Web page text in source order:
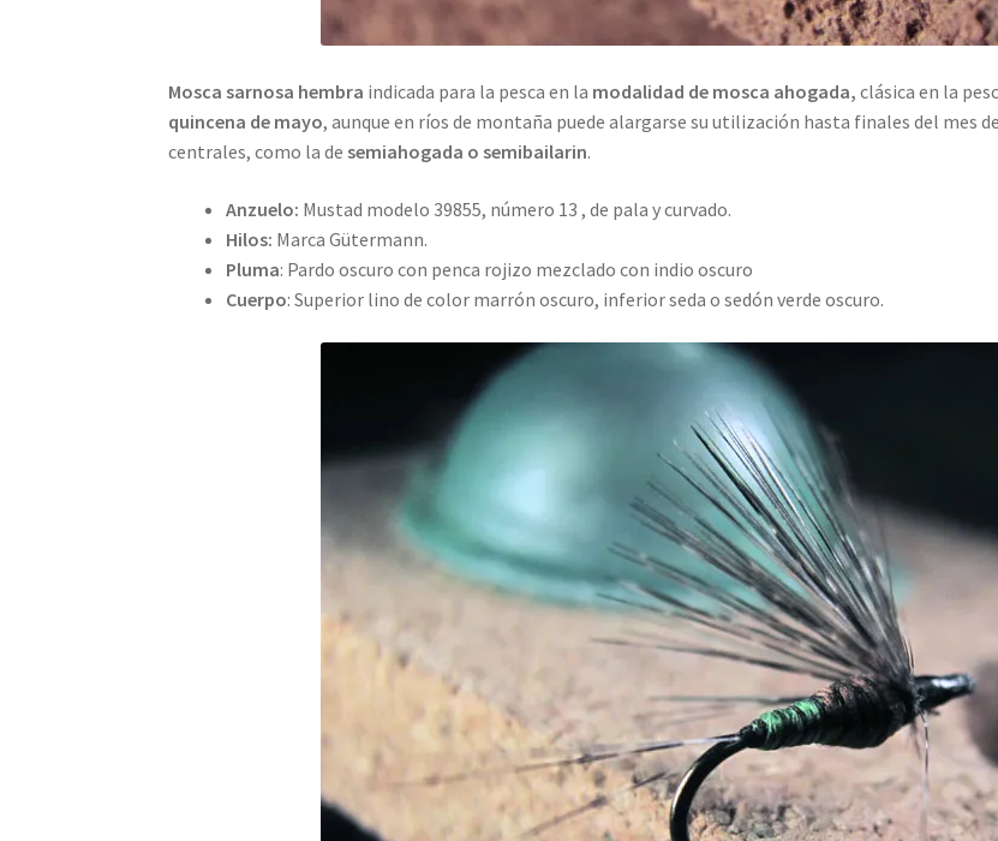
Mosca sarnosa hembra indicada para la pesca en la modalidad de mosca ahogada, clásica en la
quincena de mayo, aunque en ríos de montaña puede alargarse su utilización hasta finales del mes
centrales, como la desemiahogada o semibailarin.
Anzuelo: Mustad modelo 39855, número 13 , de pala y curvado.
Hilos: Marca Gütermann.
Pluma: Pardo oscuro con penca rojizo mezclado con indio oscuro
Cuerpo: Superior lino de color marrón oscuro, inferior seda o sedón verde oscuro.